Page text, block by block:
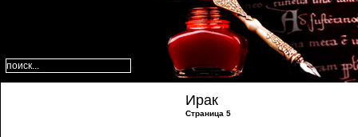
Ирак
Страница 5